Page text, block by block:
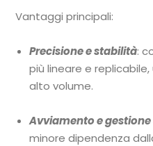
Vantaggi principali:
Precisione e stabilità:
più lineare e
alto volume.
Avviamento e
minore dipendenza